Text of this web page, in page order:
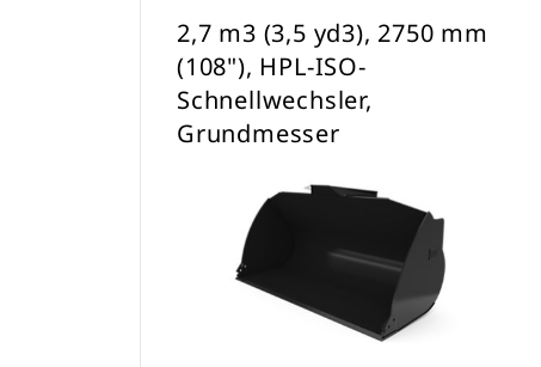
2,7 m3 (3,5 yd3), 2750 mm
(108"), HPL-ISO-
Schnellwechsler,
Grundmesser